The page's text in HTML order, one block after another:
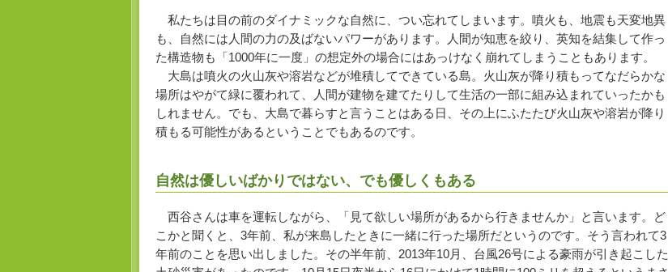
私たちは目の前のダイナミックな自然に、つい忘れてしまいます。噴火も、地震も天変地異
も、自然には人間の力の及ばないパワーがあります。人間が知恵を絞り、英知を結集して作っ
た構造物も「1000年に一度」の想定外の場合にはあっけなく崩れてしまうこともあります。
大島は噴火の火山灰や溶岩などが堆積してできている島。火山灰が降り積もってなだらかな
場所はやがて緑に覆われて、人間が建物を建てたりして生活の一部に組み込まれていったかも
しれません。でも、大島で暮らすと言うことはある日、その上にふたたび火山灰や溶岩が降り
積もる可能性があるということでもあるのです。
自然は優しいばかりではない、でも優しくもある
西谷さんは車を運転しながら、「見て欲しい場所があるから行きませんか」と言います。ど
こかと聞くと、3年前、私が来島したときに一緒に行った場所だというのです。そう言われて3
年前のことを思い出しました。その半年前、2013年10月、台風26号による豪雨が引き起こした